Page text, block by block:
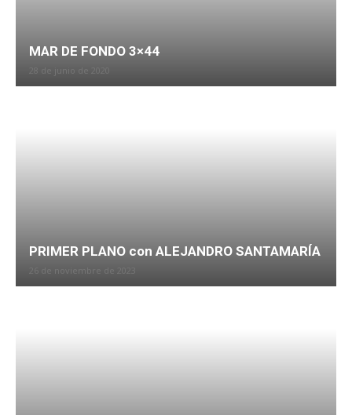
MAR DE FONDO 3×44
PRIMER PLANO con ALEJANDRO SANTAMARÍA
26 de noviembre de 2023